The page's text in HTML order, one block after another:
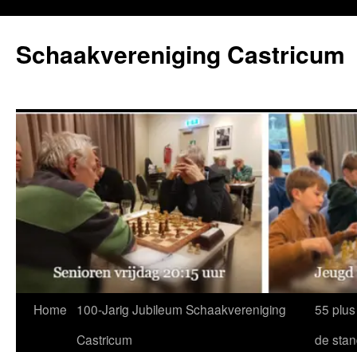
de
inhoud
Schaakvereniging Castricum
Home
100-Jarig Jubileum Schaakvereniging
Castricum
55
de